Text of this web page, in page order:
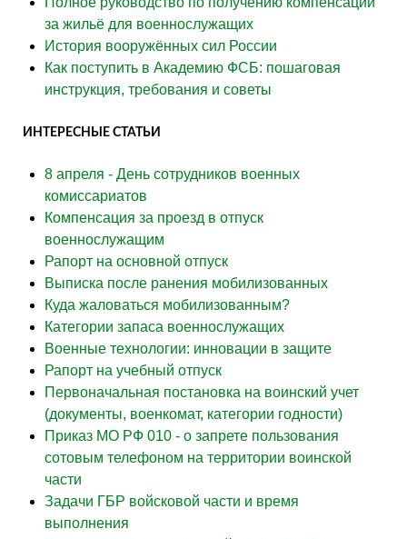
за жильё для военнослужащих
История вооружённых сил России
Как поступить в Академию ФСБ: пошаговая
инструкция, требования и советы
ИНТЕРЕСНЫЕ СТАТЬИ
8 апреля - День сотрудников военных
комиссариатов
Компенсация за проезд в отпуск
военнослужащим
Рапорт на основной отпуск
Выписка после ранения мобилизованных
Куда жаловаться мобилизованным?
Категории запаса военнослужащих
Военные технологии: инновации в защите
Рапорт на учебный отпуск
Первоначальная постановка на воинский учет
(документы, военкомат, категории годности)
Приказ МО РФ 010 - о запрете пользования
сотовым телефоном на территории воинской
части
Задачи ГБР войсковой части и время
выполнения